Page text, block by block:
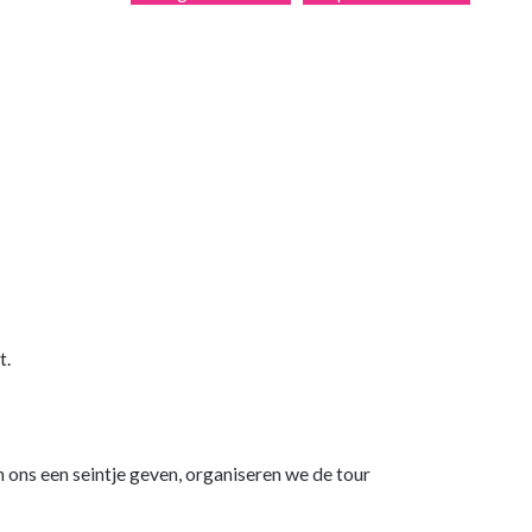
een seintje geven, organiseren we de tour